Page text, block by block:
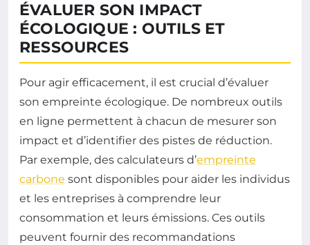
ÉVALUER SON IMPACT
ÉCOLOGIQUE : OUTILS ET
RESSOURCES
Pour agir efficacement, il est crucial d’évaluer
son empreinte écologique. De nombreux outils
en ligne permettent à chacun de mesurer son
impact et d’identifier des pistes de réduction.
Par exemple, des calculateurs d’empreinte
carbone sont disponibles pour aider les individus
et les entreprises à comprendre leur
consommation et leurs émissions. Ces outils
peuvent fournir des recommandations